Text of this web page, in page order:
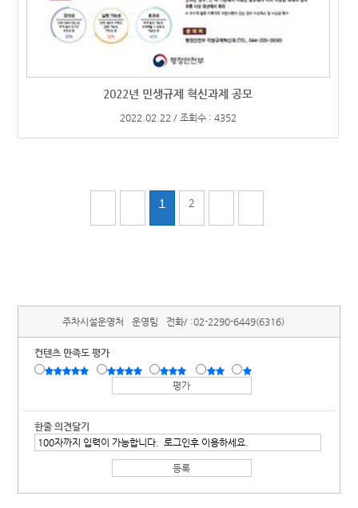
2022년 민생규제 혁신과제 공모
2022.02.22 / 조회수 : 4352
1 2
주차시설운영처 운영팀 전화/ :02-2290-6449(6316)
컨텐츠 만족도 평가
한줄 의견달기